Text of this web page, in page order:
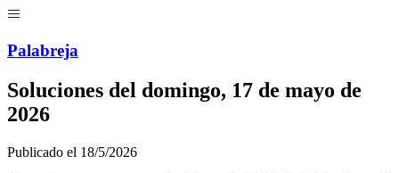
Palabreja
Soluciones del domingo, 17 de mayo de
2026
Publicado el 18/5/2026